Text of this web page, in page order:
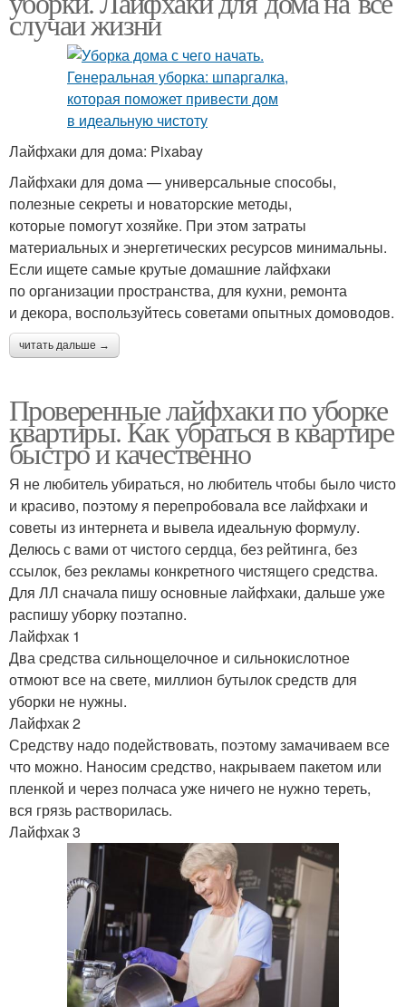
случаи жизни
Лайфхаки для дома: Pixabay
Лайфхаки для дома — универсальные способы,
полезные секреты и новаторские методы,
которые помогут хозяйке. При этом затраты
материальных и энергетических ресурсов минимальны.
Если ищете самые крутые домашние лайфхаки
по организации пространства, для кухни, ремонта
и декора, воспользуйтесь советами опытных домоводов.
читать дальше →
Проверенные лайфхаки по уборке
квартиры. Как убраться в квартире
быстро и качественно
Я не любитель убираться, но любитель чтобы было чисто
и красиво, поэтому я перепробовала все лайфхаки и
советы из интернета и вывела идеальную формулу.
Делюсь с вами от чистого сердца, без рейтинга, без
ссылок, без рекламы конкретного чистящего средства.
Для ЛЛ сначала пишу основные лайфхаки, дальше уже
распишу уборку поэтапно.
Лайфхак 1
Два средства сильнощелочное и сильнокислотное
отмоют все на свете, миллион бутылок средств для
уборки не нужны.
Лайфхак 2
Средству надо подействовать, поэтому замачиваем все
что можно. Наносим средство, накрываем пакетом или
пленкой и через полчаса уже ничего не нужно тереть,
вся грязь растворилась.
Лайфхак 3